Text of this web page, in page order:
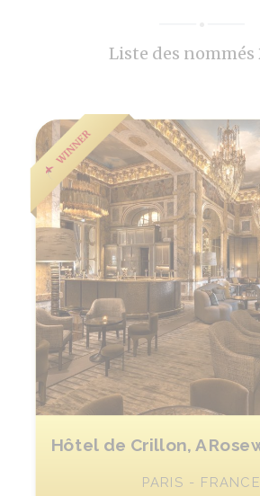
Liste des nommés
Hôtel de Crillon, A
PARIS - FRANCE